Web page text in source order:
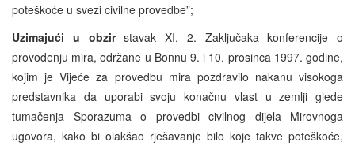
poteškoće u svezi civilne provedbe”;
Uzimajući u obzirstavak XI, 2. Zaključaka konferencije o
provođenju mira, održane u Bonnu 9. i 10. prosinca 1997. godine,
kojim je Vijeće za provedbu mira pozdravilo nakanu visokoga
predstavnika da uporabi svoju konačnu vlast u zemlji glede
tumačenja Sporazuma o provedbi civilnog dijela Mirovnoga
ugovora, kako bi olakšao rješavanje bilo koje takve poteškoće,